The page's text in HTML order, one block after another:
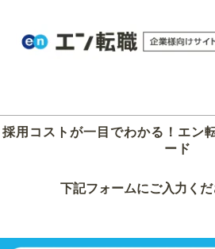
採用コストが一目でわかる！エン
ード
下記フォームにご入力くだ